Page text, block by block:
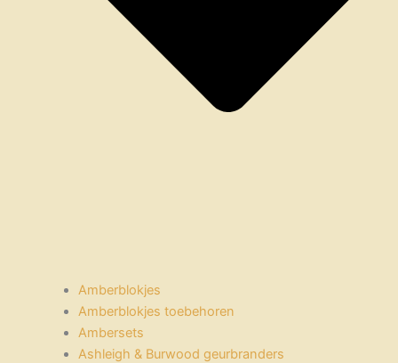
Amberblokjes
Amberblokjes toebehoren
Ambersets
Ashleigh & Burwood geurbranders